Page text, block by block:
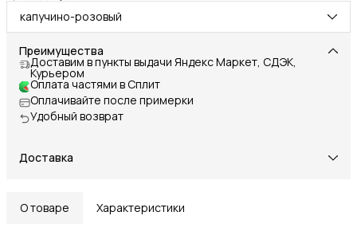
капучино-розовый
Преимущества
Доставим в пункты выдачи Яндекс Маркет, СДЭК,
Курьером
Оплата частями в Сплит
Оплачивайте после примерки
Удобный возврат
Доставка
О товаре Характеристики